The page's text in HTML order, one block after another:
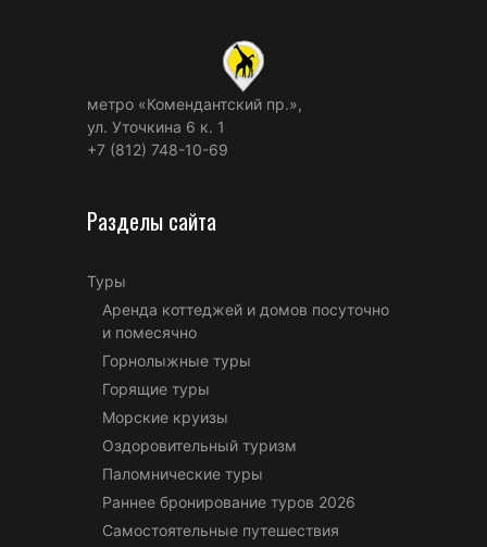
метро «Комендантский пр.»,
ул. Уточкина 6 к. 1
+7 (812) 748-10-69
Разделы сайта
Туры
Аренда коттеджей и домов посуточно
и помесячно
Горнолыжные туры
Горящие туры
Морские круизы
Оздоровительный туризм
Паломнические туры
Раннее бронирование туров 2026
Самостоятельные путешествия